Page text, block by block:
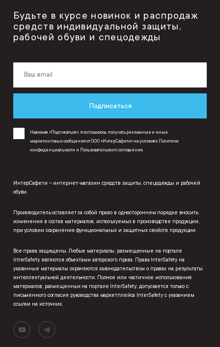
Будьте в курсе новинок и распродаж
средств индивидуальной защиты,
рабочей обуви и спецодежды
Подписаться
Нажимая «Подписаться», я соглашаюсь получать рекламные и иные
маркетинговые сообщения от ООО «ИнтерСафети» на условиях Политики
конфиденциальности и Пользовательского соглашения
ИнтерСафети – интернет-магазин средств защиты, спецодежды и рабочей
обуви.
Производитель оставляет за собой право в одностороннем порядке вносить
изменения в состав материалов, используемых в производстве продукции,
при условии сохранения функциональных и защитных свойств продукции.
Все права защищены. Любые материалы, размещенные на портале
InterSafety являются объектами авторского права. Права InterSafety на
указанные материалы охраняются законодательством о правах на результаты
интеллектуальной деятельности. Полное или частичное использование
материалов, размещенных на портале InterSafety, допускается только с
письменного согласия руководства маркетплейса InterSafety с указанием
ссылки на источник.